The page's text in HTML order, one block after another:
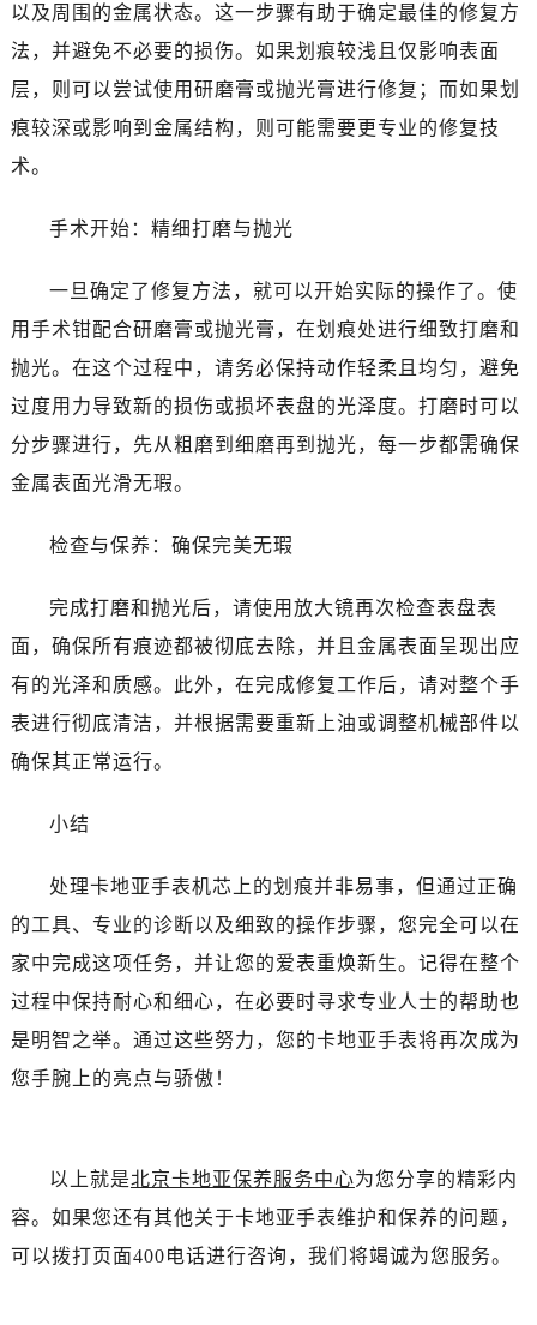
以及周围的金属状态。这一步骤有助于确定最佳的修复方
法，并避免不必要的损伤。如果划痕较浅且仅影响表面
层，则可以尝试使用研磨膏或抛光膏进行修复；而如果划
痕较深或影响到金属结构，则可能需要更专业的修复技
术。
手术开始：精细打磨与抛光
一旦确定了修复方法，就可以开始实际的操作了。使
用手术钳配合研磨膏或抛光膏，在划痕处进行细致打磨和
抛光。在这个过程中，请务必保持动作轻柔且均匀，避免
过度用力导致新的损伤或损坏表盘的光泽度。打磨时可以
分步骤进行，先从粗磨到细磨再到抛光，每一步都需确保
金属表面光滑无瑕。
检查与保养：确保完美无瑕
完成打磨和抛光后，请使用放大镜再次检查表盘表
面，确保所有痕迹都被彻底去除，并且金属表面呈现出应
有的光泽和质感。此外，在完成修复工作后，请对整个手
表进行彻底清洁，并根据需要重新上油或调整机械部件以
确保其正常运行。
小结
处理卡地亚手表机芯上的划痕并非易事，但通过正确
的工具、专业的诊断以及细致的操作步骤，您完全可以在
家中完成这项任务，并让您的爱表重焕新生。记得在整个
过程中保持耐心和细心，在必要时寻求专业人士的帮助也
是明智之举。通过这些努力，您的卡地亚手表将再次成为
您手腕上的亮点与骄傲！
以上就是北京卡地亚保养服务中心为您分享的精彩内
容。如果您还有其他关于卡地亚手表维护和保养的问题，
可以拨打页面400电话进行咨询，我们将竭诚为您服务。